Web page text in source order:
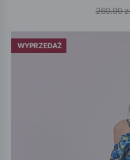
269.99
WYPRZEDAŻ